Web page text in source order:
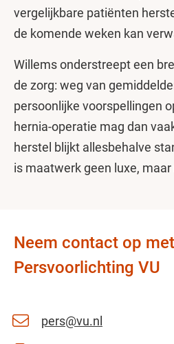
vergelijkbare patiënten
de komende weken kan
Willems onderstreept een
de zorg: weg van
persoonlijke voorspellingen
hernia-operatie mag dan
herstel blijkt allesbehalve
is maatwerk geen luxe,
Neem contact op met
Persvoorlichting VU
pers@vu.nl